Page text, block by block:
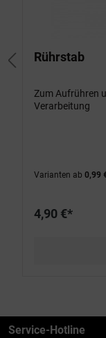
Rührstab
Zum Aufrühren
Verarbeitung
Varianten ab 0,99
4,90 €*
Service-Hotline